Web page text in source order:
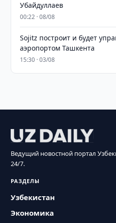
Убайдуллаев
00:22 · 08/08
Sojitz построит и будет
аэропортом Ташкента
15:30 · 03/08
Ведущий новостной портал
24/7.
РАЗДЕЛЫ
Узбекистан
Экономика